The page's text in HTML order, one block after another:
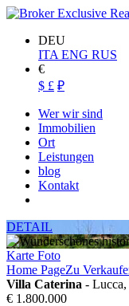
DEU
ITA ENG RUS
€
$ £ ₽
Wer wir sind
Immobilien
Ort
Leistungen
blog
Kontakt
DETAIL
Karte Foto
Home PageZu
Villa Caterina - Lucca,
€ 1.800.000